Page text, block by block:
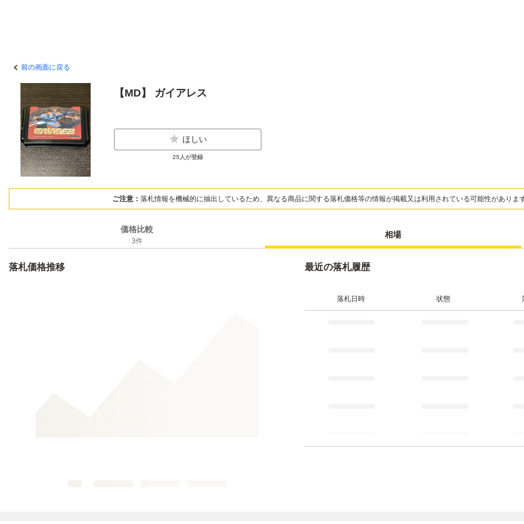
前の画面に戻る
【MD】 ガイアレス
ほしい
25人が登録
ご注意： 落札情報を機械的に抽出しているため、異なる商品に関する落札価格等の情報が掲載又は利用されている可能性がありま
価格比較
3件
相場
落札価格推移 最近の落札履歴
落札日時 状態